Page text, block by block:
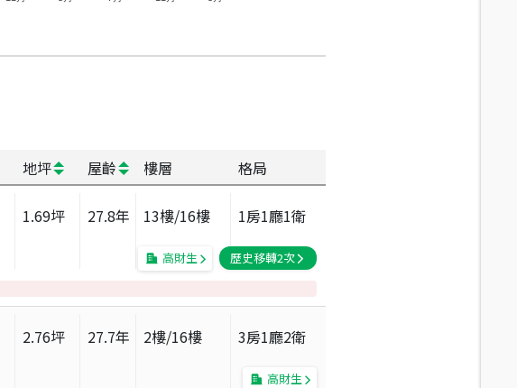
地坪 屋齡 樓層 格局
1.69坪 27.8年 13樓/16樓 1房1廳1衛
高財生 歷史移轉2次
2.76坪 27.7年 2樓/16樓 3房1廳2衛
高財生